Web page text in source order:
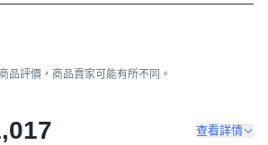
品評價，商品賣家可能有所不同。
查看詳情